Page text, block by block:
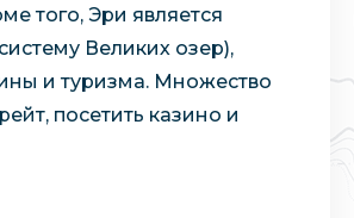
того, Эри является
Великих озер),
и туризма. Множество
посетить казино и